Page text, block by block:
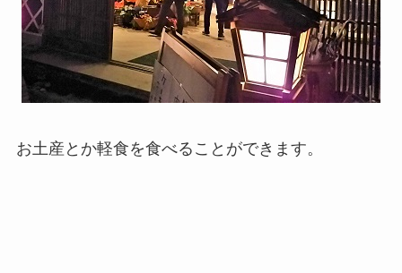
お土産とか軽食を食べることができます。